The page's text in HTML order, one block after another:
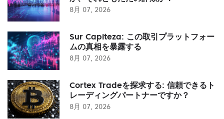
8月 07, 2026
Sur Capiteza: この取引プラットフォー
ムの真相を暴露する
8月 07, 2026
Cortex Tradeを探求する: 信頼できるト
レーディングパートナーですか？
8月 07, 2026